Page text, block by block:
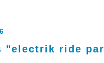
"electrik ride